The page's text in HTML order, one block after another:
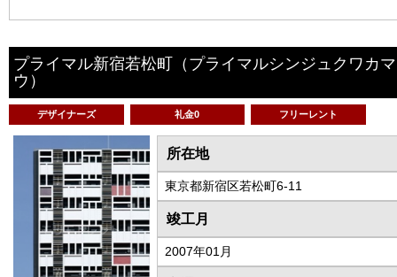
プライマル新宿若松町 （プライマルシンジュクワカ
ウ）
デザイナーズ 礼金0 フリーレント
所在地
東京都新宿区若松町6-11
竣工月
2007年01月